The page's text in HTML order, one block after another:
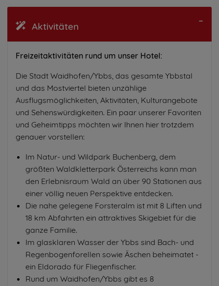
Aktivitäten
Freizeitaktivitäten rund um unser Hotel:
Die Stadt Waidhofen/Ybbs, das gesamte Ybbstal
und das Mostviertel bieten unzählige
Ausflugsmöglichkeiten, Aktivitäten, Kulturangebote
und Sehenswürdigkeiten. Ein paar unserer Favoriten
und Geheimtipps möchten wir Ihnen hier trotzdem
genauer vorstellen:
Im Natur- und Wildpark Buchenberg, dem
größten Waldkletterpark Österreichs kann man
den Erlebnisraum Wald an über 90 Stationen aus
einer völlig neuen Perspektive entdecken.
Die nahe gelegene Forsteralm ist mit 8 Liften und
18 km Abfahrten ein attraktives Skigebiet für die
ganze Familie.
Im glasklaren Wasser der Ybbs sind Bach- und
Regenbogenforellen sowie Äschen beheimatet -
ein Eldorado für Fliegenfischer.
Rund um Waidhofen/Ybbs gibt es 8